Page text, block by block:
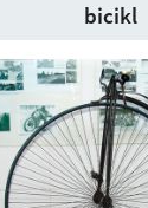
bicikl